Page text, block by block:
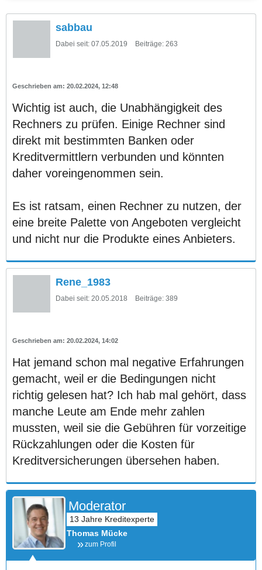
sabbau
Dabei seit: 07.05.2019 Beiträge: 263
20.02.2024, 12:48
Wichtig ist auch, die Unabhängigkeit des
Rechners zu prüfen. Einige Rechner sind
direkt mit bestimmten Banken oder
Kreditvermittlern verbunden und könnten
daher voreingenommen sein.
Es ist ratsam, einen Rechner zu nutzen, der
eine breite Palette von Angeboten vergleicht
und nicht nur die Produkte eines Anbieters.
Rene_1983
Dabei seit: 20.05.2018 Beiträge: 389
20.02.2024, 14:02
Hat jemand schon mal negative Erfahrungen
gemacht, weil er die Bedingungen nicht
richtig gelesen hat? Ich hab mal gehört, dass
manche Leute am Ende mehr zahlen
mussten, weil sie die Gebühren für vorzeitige
Rückzahlungen oder die Kosten für
Kreditversicherungen übersehen haben.
Moderator
Thomas Mücke
zum Profil